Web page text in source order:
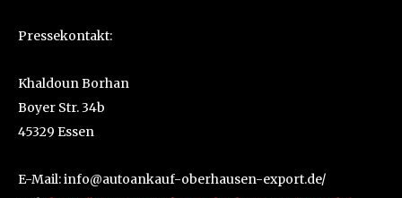
Pressekontakt:
Khaldoun Borhan
Boyer Str. 34b
45329 Essen
E-Mail: info@autoankauf-oberhausen-export.de/